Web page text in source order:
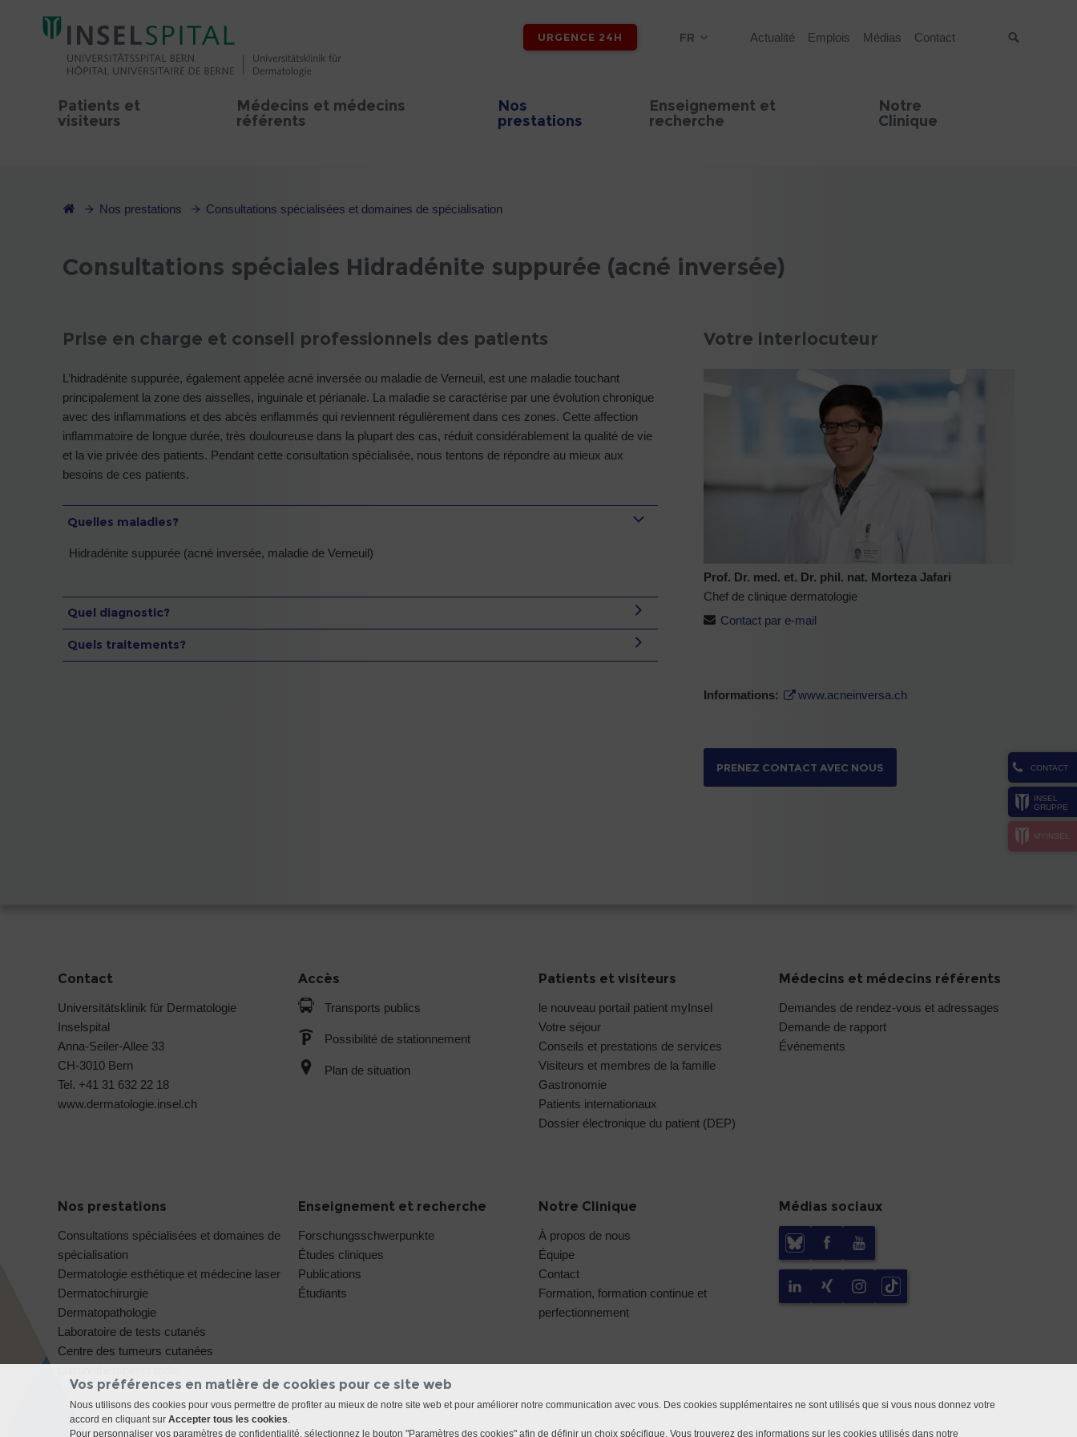
URGENCE 24H FR Actualité Emplois Médias Contact
Patients et
visiteurs
Médecins et médecins
référents
Nos
prestations
Enseignement et
recherche
Notre
Clinique
CONTACT
INSEL
GRUPPE
MYINSEL
Nos prestations Consultations spécialisées et domaines de spécialisation
Consultations spéciales Hidradénite suppurée (acné inversée)
Prise en charge et conseil professionnels des patients
L’hidradénite suppurée, également appelée acné inversée ou maladie de Verneuil, est une maladie touchant
principalement la zone des aisselles, inguinale et périanale. La maladie se caractérise par une évolution chronique
avec des inflammations et des abcès enflammés qui reviennent régulièrement dans ces zones. Cette affection
inflammatoire de longue durée, très douloureuse dans la plupart des cas, réduit considérablement la qualité de vie
et la vie privée des patients. Pendant cette consultation spécialisée, nous tentons de répondre au mieux aux
besoins de ces patients.
Quelles maladies?
Hidradénite suppurée (acné inversée, maladie de Verneuil)
Quel diagnostic?
Quels traitements?
Votre interlocuteur
Prof. Dr. med. et. Dr. phil. nat. Morteza Jafari
Chef de clinique dermatologie
Contact par e-mail
Informations: www.acneinversa.ch
PRENEZ CONTACT AVEC NOUS
Contact
Universitätsklinik für Dermatologie
Inselspital
Anna-Seiler-Allee 33
CH-3010 Bern
Tel. +41 31 632 22 18
www.dermatologie.insel.ch
Accès
Transports publics
Possibilité de stationnement
Plan de situation
Patients et visiteurs
le nouveau portail patient myInsel
Votre séjour
Conseils et prestations de services
Visiteurs et membres de la famille
Gastronomie
Patients internationaux
Dossier électronique du patient (DEP)
Médecins et médecins référents
Demandes de rendez-vous et adressages
Demande de rapport
Événements
Nos prestations
Consultations spécialisées et domaines de
spécialisation
Dermatologie esthétique et médecine laser
Dermatochirurgie
Dermatopathologie
Laboratoire de tests cutanés
Centre des tumeurs cutanées
Enseignement et recherche
Forschungsschwerpunkte
Études cliniques
Publications
Étudiants
Notre Clinique
À propos de nous
Équipe
Contact
Formation, formation continue et
perfectionnement
Médias sociaux
Vos préférences en matière de cookies pour ce site web
Nous utilisons des cookies pour vous permettre de profiter au mieux de notre site web et pour améliorer notre communication avec vous. Des cookies supplémentaires ne sont utilisés que si vous nous donnez votre
accord en cliquant sur Accepter tous les cookies.
Pour personnaliser vos paramètres de confidentialité, sélectionnez le bouton "Paramètres des cookies" afin de définir un choix spécifique. Vous trouverez des informations sur les cookies utilisés dans notre